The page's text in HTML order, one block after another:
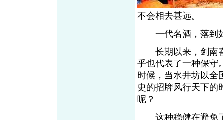
不会相去甚远。
一代名酒，落到如
长期以来，剑南春
乎也代表了一种保守
时候，当水井坊以全
史的招牌风行天下的
呢？
这种稳健在避免了